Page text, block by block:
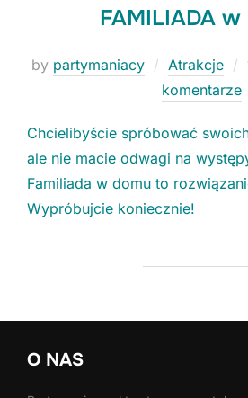
FAMILIADA w
by partymaniacy Atrakcje
komentarze
Chcielibyście spróbować
ale nie macie odwagi na
Familiada w domu to
Wypróbujcie koniecznie!
O NAS